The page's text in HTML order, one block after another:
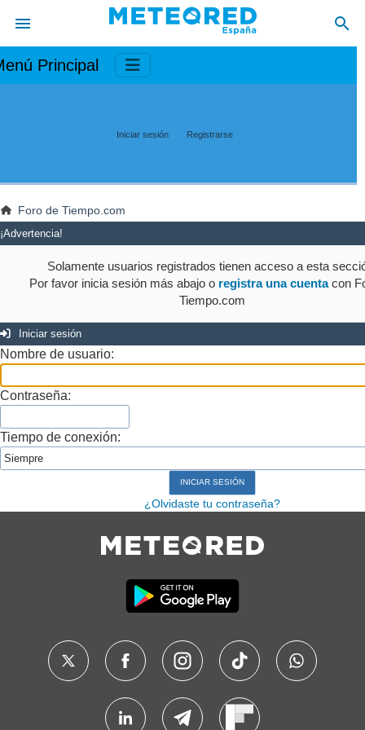
Principal
Iniciar sesión Registrarse
Foro de Tiempo.com
¡Advertencia!
Solamente usuarios registrados tienen acceso a esta
Por favor inicia sesión más abajo o registra una cuentacon
Tiempo.com
Iniciar sesión
Nombre de usuario:
Contraseña:
Tiempo de conexión:
¿Olvidaste tu contraseña?